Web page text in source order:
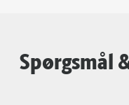
Spørgsmål